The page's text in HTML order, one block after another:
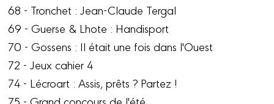
68 - Tronchet : Jean-Claude Tergal
69 - Guerse & Lhote : Handisport
70 - Gossens : Il était une fois dans l'Ouest
72 - Jeux cahier 4
74 - Lécroart : Assis, prêts ? Partez !
75 - Grand concours de l'été